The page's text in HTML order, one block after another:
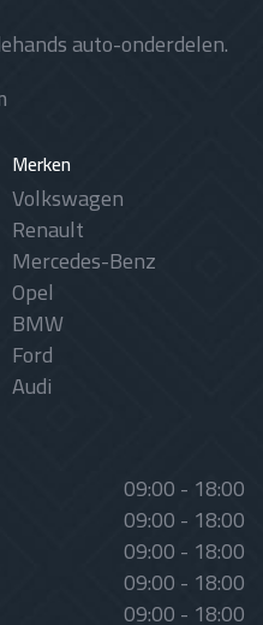
auto-onderdelen.
Merken
Volkswagen
Renault
Mercedes-Benz
Opel
BMW
Ford
Audi
09:00 - 18:00
09:00 - 18:00
09:00 - 18:00
09:00 - 18:00
09:00 - 18:00